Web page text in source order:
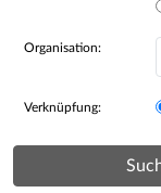
Organisation:
Verknüpfung: